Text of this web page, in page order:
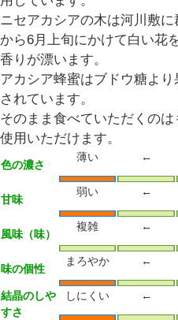
ニセアカシアの木は河川敷
から6月上旬にかけて白い花
香りが漂います。
アカシア蜂蜜はブドウ糖よ
されています。
そのまま食べていただくの
使用いただけます。
色の濃さ
薄い ←
甘味
弱い ←
風味（味）
複雑 ←
味の個性
まろやか ←
結晶のしや
すさ
しにくい ←